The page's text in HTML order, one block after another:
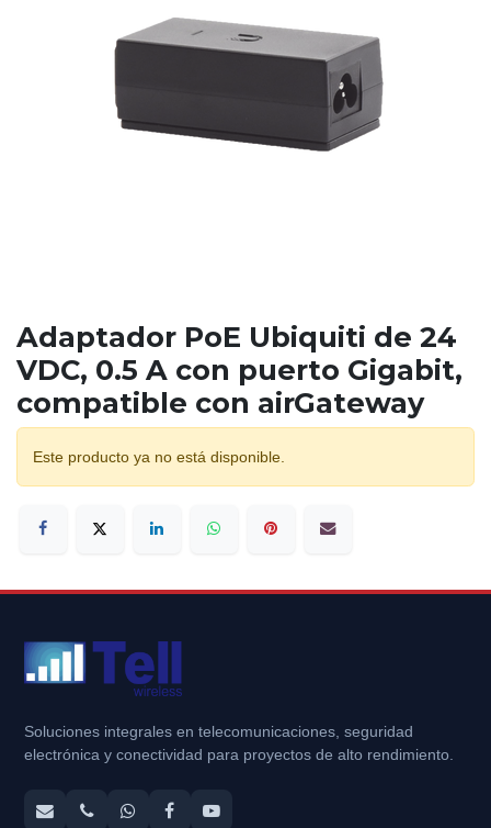
Adaptador PoE Ubiquiti de 24
VDC, 0.5 A con puerto Gigabit,
compatible con airGateway
Este producto ya no está disponible.
Soluciones integrales en telecomunicaciones, seguridad
electrónica y conectividad para proyectos de alto rendimiento.